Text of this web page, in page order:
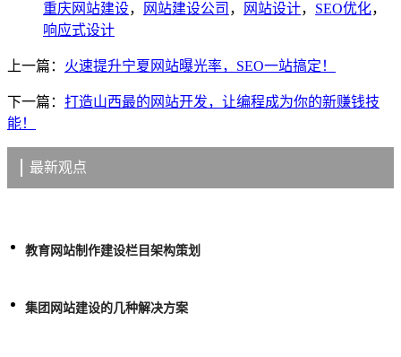
重庆网站建设， 网站建设公司 ， 网站设计， SEO优化，
响应式设计
上一篇： 火速提升宁夏网站曝光率，SEO一站搞定！
下一篇： 打造山西最的网站开发，让编程成为你的新赚钱技
能！
最新观点
教育网站制作建设栏目架构策划
集团网站建设的几种解决方案